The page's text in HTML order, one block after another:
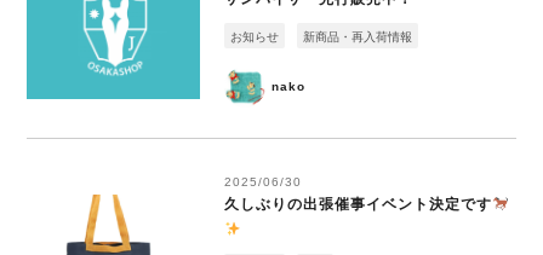
nako
お知らせ 新商品・再入荷情報
2025/06/30
久しぶりの出張催事イベント決定です